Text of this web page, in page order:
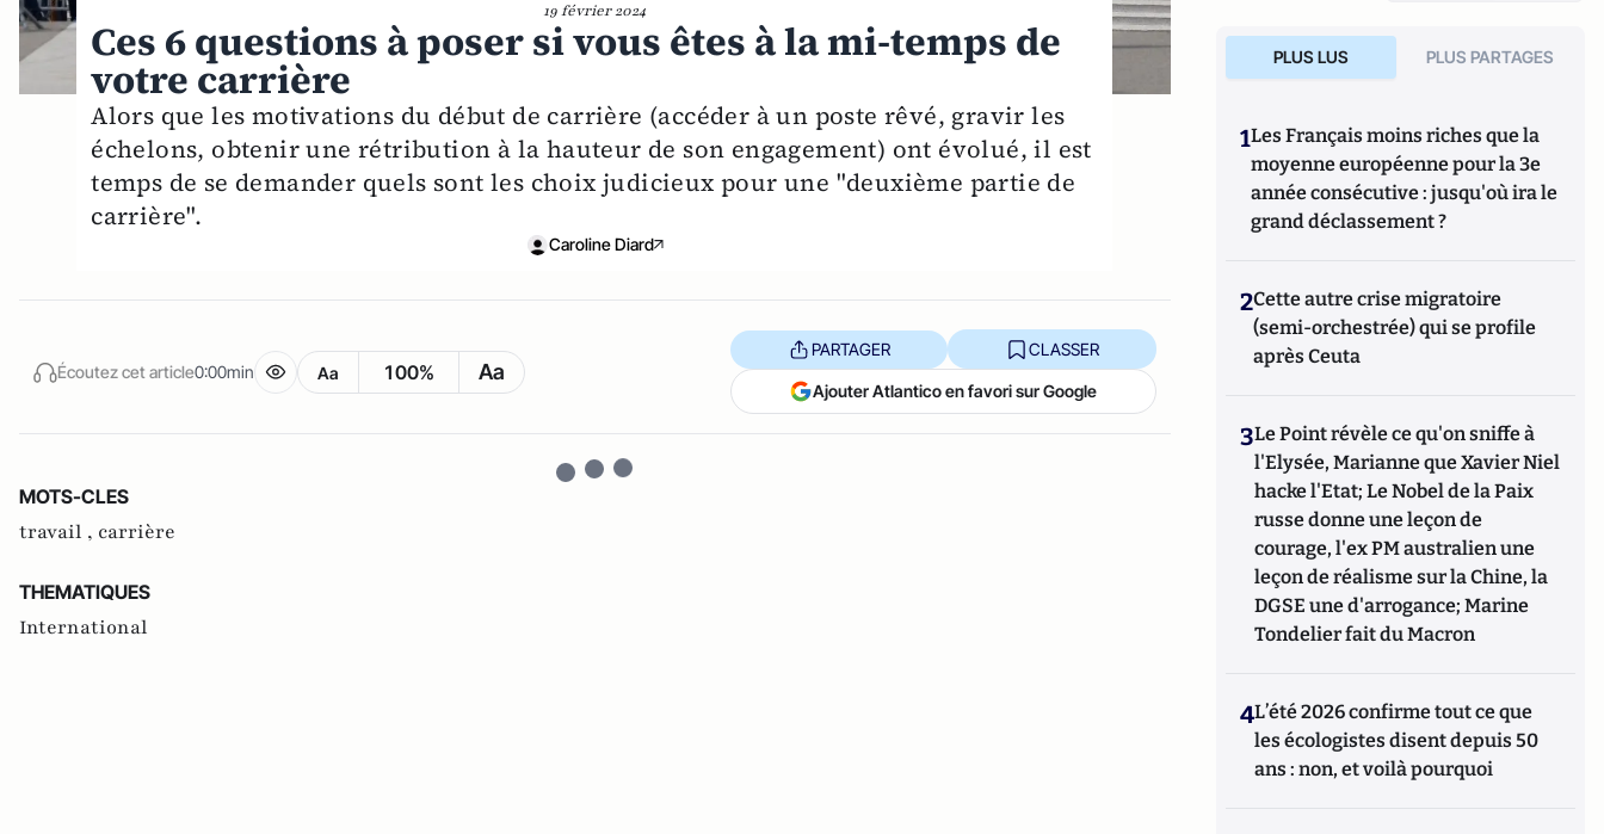
19 février 2024
Ces 6 questions à poser si vous êtes à la mi-temps de
votre carrière
Alors que les motivations du début de carrière (accéder à un poste rêvé, gravir les
échelons, obtenir une rétribution à la hauteur de son engagement) ont évolué, il est
temps de se demander quels sont les choix judicieux pour une "deuxième partie de
carrière".
Caroline Diard
Écoutez cet article0:00min Aa 100% Aa
PARTAGER CLASSER
Ajouter Atlantico en favori sur Google
MOTS-CLES
travail , carrière
THEMATIQUES
International
PLUS LUS PLUS PARTAGES
1Les Français moins riches que la
moyenne européenne pour la 3e
année consécutive : jusqu'où ira le
grand déclassement ?
2Cette autre crise migratoire
(semi-orchestrée) qui se profile
après Ceuta
3Le Point révèle ce qu'on sniffe à
l'Elysée, Marianne que Xavier Niel
hacke l'Etat; Le Nobel de la Paix
russe donne une leçon de
courage, l'ex PM australien une
leçon de réalisme sur la Chine, la
DGSE une d'arrogance; Marine
Tondelier fait du Macron
4L’été 2026 confirme tout ce que
les écologistes disent depuis 50
ans : non, et voilà pourquoi